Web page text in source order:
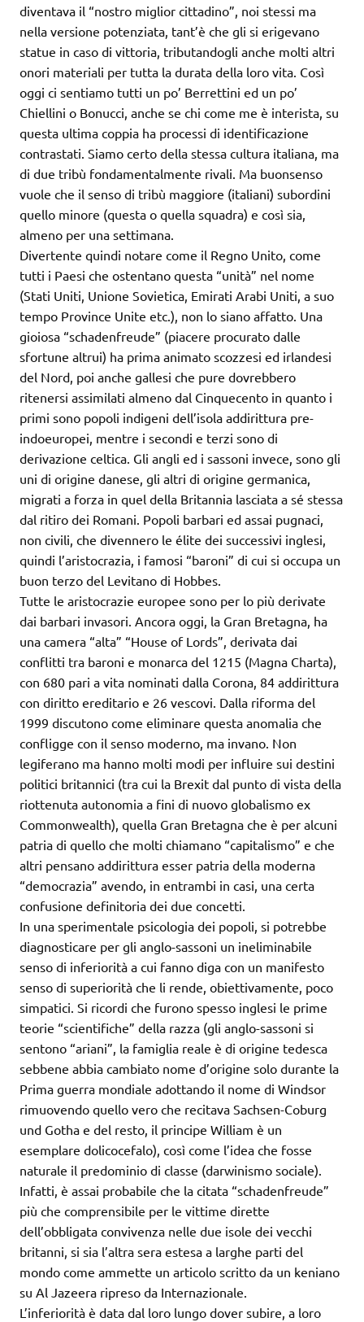
diventava il “nostro miglior cittadino”, noi stessi ma
nella versione potenziata, tant’è che gli si erigevano
statue in caso di vittoria, tributandogli anche molti altri
onori materiali per tutta la durata della loro vita. Così
oggi ci sentiamo tutti un po’ Berrettini ed un po’
Chiellini o Bonucci, anche se chi come me è interista, su
questa ultima coppia ha processi di identificazione
contrastati. Siamo certo della stessa cultura italiana, ma
di due tribù fondamentalmente rivali. Ma buonsenso
vuole che il senso di tribù maggiore (italiani) subordini
quello minore (questa o quella squadra) e così sia,
almeno per una settimana.
Divertente quindi notare come il Regno Unito, come
tutti i Paesi che ostentano questa “unità” nel nome
(Stati Uniti, Unione Sovietica, Emirati Arabi Uniti, a suo
tempo Province Unite etc.), non lo siano affatto. Una
gioiosa “schadenfreude” (piacere procurato dalle
sfortune altrui) ha prima animato scozzesi ed irlandesi
del Nord, poi anche gallesi che pure dovrebbero
ritenersi assimilati almeno dal Cinquecento in quanto i
primi sono popoli indigeni dell’isola addirittura pre-
indoeuropei, mentre i secondi e terzi sono di
derivazione celtica. Gli angli ed i sassoni invece, sono gli
uni di origine danese, gli altri di origine germanica,
migrati a forza in quel della Britannia lasciata a sé stessa
dal ritiro dei Romani. Popoli barbari ed assai pugnaci,
non civili, che divennero le élite dei successivi inglesi,
quindi l’aristocrazia, i famosi “baroni” di cui si occupa un
buon terzo del Levitano di Hobbes.
Tutte le aristocrazie europee sono per lo più derivate
dai barbari invasori. Ancora oggi, la Gran Bretagna, ha
una camera “alta” “House of Lords”, derivata dai
conflitti tra baroni e monarca del 1215 (Magna Charta),
con 680 pari a vita nominati dalla Corona, 84 addirittura
con diritto ereditario e 26 vescovi. Dalla riforma del
1999 discutono come eliminare questa anomalia che
confligge con il senso moderno, ma invano. Non
legiferano ma hanno molti modi per influire sui destini
politici britannici (tra cui la Brexit dal punto di vista della
riottenuta autonomia a fini di nuovo globalismo ex
Commonwealth), quella Gran Bretagna che è per alcuni
patria di quello che molti chiamano “capitalismo” e che
altri pensano addirittura esser patria della moderna
“democrazia” avendo, in entrambi in casi, una certa
confusione definitoria dei due concetti.
In una sperimentale psicologia dei popoli, si potrebbe
diagnosticare per gli anglo-sassoni un ineliminabile
senso di inferiorità a cui fanno diga con un manifesto
senso di superiorità che li rende, obiettivamente, poco
simpatici. Si ricordi che furono spesso inglesi le prime
teorie “scientifiche” della razza (gli anglo-sassoni si
sentono “ariani”, la famiglia reale è di origine tedesca
sebbene abbia cambiato nome d’origine solo durante la
Prima guerra mondiale adottando il nome di Windsor
rimuovendo quello vero che recitava Sachsen-Coburg
und Gotha e del resto, il principe William è un
esemplare dolicocefalo), così come l’idea che fosse
naturale il predominio di classe (darwinismo sociale).
Infatti, è assai probabile che la citata “schadenfreude”
più che comprensibile per le vittime dirette
dell’obbligata convivenza nelle due isole dei vecchi
britanni, si sia l’altra sera estesa a larghe parti del
mondo come ammette un articolo scritto da un keniano
su Al Jazeera ripreso da Internazionale.
L’inferiorità è data dal loro lungo dover subire, a loro